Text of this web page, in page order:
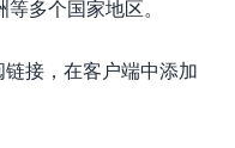
多个国家地区。
接，在客户端中添加